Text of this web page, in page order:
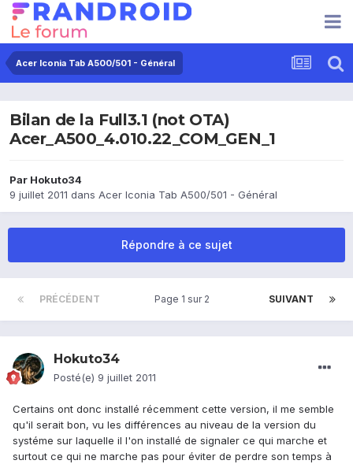
Acer Iconia Tab A500/501 - Général
Bilan de la Full3.1 (not OTA)
Acer_A500_4.010.22_COM_GEN_1
Par Hokuto34
9 juillet 2011 dans Acer Iconia Tab A500/501 - Général
Répondre à ce sujet
PRÉCÉDENT SUIVANT
Page 1 sur 2
Hokuto34
Posté(e) 9 juillet 2011
Certains ont donc installé récemment cette version, il me semble
qu'il serait bon, vu les différences au niveau de la version du
systéme sur laquelle il l'on installé de signaler ce qui marche et
surtout ce qui ne marche pas pour éviter de perdre son temps à